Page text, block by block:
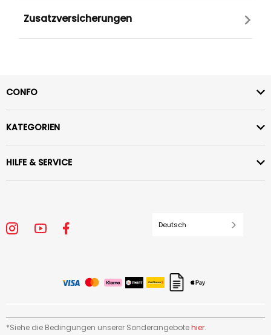
Zusatzversicherungen
CONFO
KATEGORIEN
HILFE & SERVICE
Deutsch
*Siehe die Bedingungen unserer Sonderangebotehier.